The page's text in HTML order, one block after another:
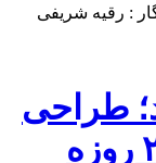
: رقیه شریفی
شد؛ طراحی